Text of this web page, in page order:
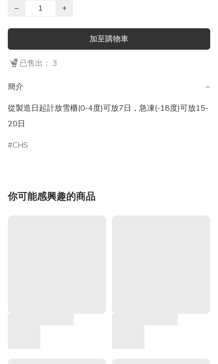
−
+
加至購物車
已售出： 3
簡介
−
從製造日起計放雪櫃(0-4度)可放7日，急凍(-18度)可放15-
20日
CHS
你可能感興趣的商品